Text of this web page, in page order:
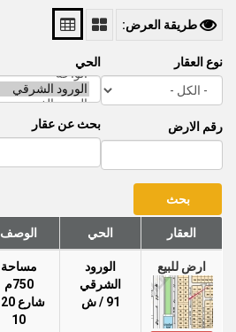
طريقة العرض:
نوع العقار
رقم الارض
الحي
بحث عن عقار
العقار الحي الوصف
ارض للبيع
الورود
الشرقي
91 / ش
مساحة
750م
10